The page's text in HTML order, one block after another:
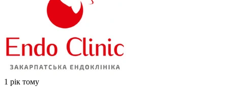
1 рік тому